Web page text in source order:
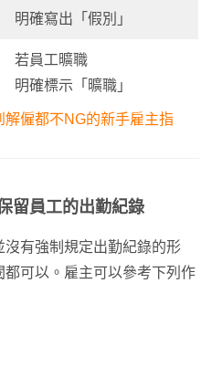
明確寫出「假別」
若員工曠職
明確標示「曠職」
解僱都不NG的新手雇主指
留員工的出勤紀錄
沒有強制規定出勤紀錄的形
可以。雇主可以參考下列作